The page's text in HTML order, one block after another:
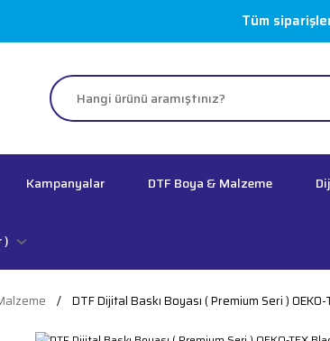
Tüm
Kampanyalar DTF Boya & Malzeme
)
DTF Dijital Baskı Boyası ( Premium Seri )